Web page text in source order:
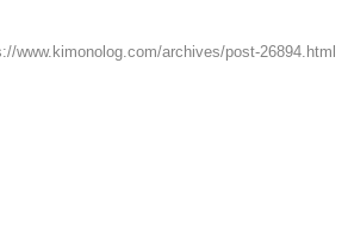
www.kimonolog.com/archives/post-26894.html